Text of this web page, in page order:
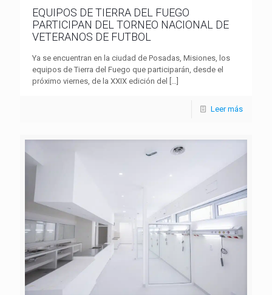
EQUIPOS DE TIERRA DEL FUEGO
PARTICIPAN DEL TORNEO NACIONAL DE
VETERANOS DE FUTBOL
Ya se encuentran en la ciudad de Posadas, Misiones, los
equipos de Tierra del Fuego que participarán, desde el
próximo viernes, de la XXIX edición del
[…]
Leer más